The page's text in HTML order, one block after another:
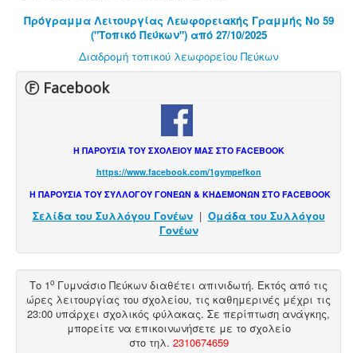
Πρόγραμμα Λειτουργίας Λεωφορειακής Γραμμής Νο 59
("Τοπικό Πεύκων") από 27/10/2025
Διαδρομή τοπικού λεωφορείου Πεύκων
Ⓕ Facebook
Η ΠΑΡΟΥΣΙΑ ΤΟΥ ΣΧΟΛΕΙΟΥ ΜΑΣ ΣΤΟ FACEBOOK
https://www.facebook.com/1gympefkon
Η ΠΑΡΟΥΣΙΑ ΤΟΥ ΣΥΛΛΟΓΟΥ ΓΟΝΕΩΝ & ΚΗΔΕΜΟΝΩΝ ΣΤΟ FACEBOOK
Σελίδα του Συλλόγου Γονέων| Ομάδα του Συλλόγου
Γονέων
Το 1ο Γυμνάσιο Πεύκων διαθέτει απινιδωτή. Εκτός από τις
ώρες λειτουργίας του σχολείου, τις καθημερινές μέχρι τις
23:00 υπάρχει σχολικός φύλακας. Σε περίπτωση ανάγκης,
μπορείτε να επικοινωνήσετε με το σχολείο
στο τηλ. 2310674659